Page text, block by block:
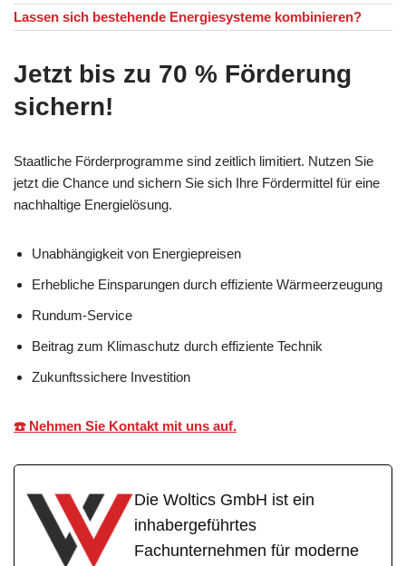
Lassen sich bestehende Energiesysteme kombinieren?
Jetzt bis zu 70 % Förderung
sichern!
Staatliche Förderprogramme sind zeitlich limitiert. Nutzen Sie
jetzt die Chance und sichern Sie sich Ihre Fördermittel für eine
nachhaltige Energielösung.
Unabhängigkeit von Energiepreisen
Erhebliche Einsparungen durch effiziente Wärmeerzeugung
Rundum-Service
Beitrag zum Klimaschutz durch effiziente Technik
Zukunftssichere Investition
☎️ Nehmen Sie Kontakt mit uns auf.
Die Woltics GmbH ist ein
inhabergeführtes
Fachunternehmen für moderne